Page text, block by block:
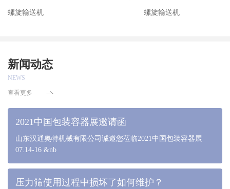
螺旋输送机 螺旋输送机
新闻动态
NEWS
查看更多
2021中国包装容器展邀请函
山东汉通奥特机械有限公司诚邀您莅临2021中国包装容器展
07.14-16 &nb
压力筛使用过程中损坏了如何维护？